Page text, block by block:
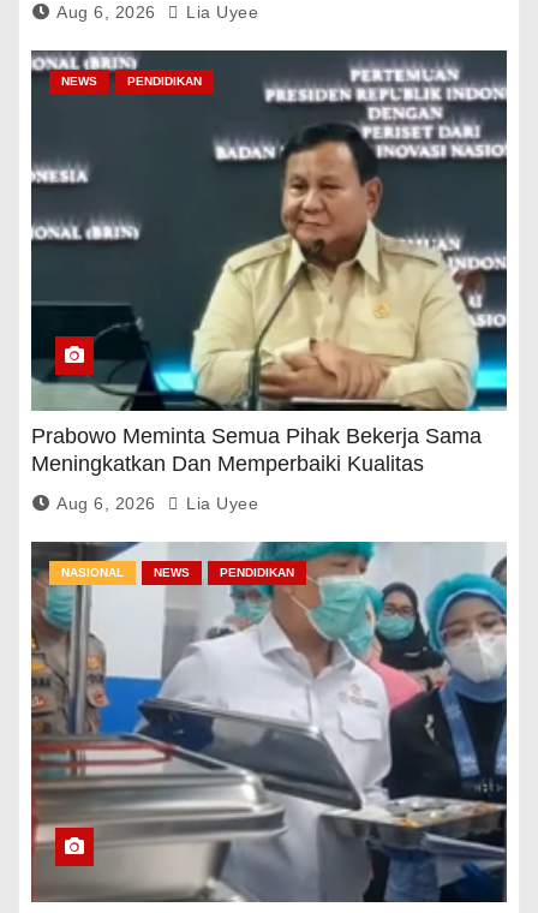
Aug 6, 2026 Lia Uyee
NEWS PENDIDIKAN
Prabowo Meminta Semua Pihak Bekerja Sama
Meningkatkan Dan Memperbaiki Kualitas
Pendidikan
Aug 6, 2026 Lia Uyee
NASIONAL NEWS PENDIDIKAN